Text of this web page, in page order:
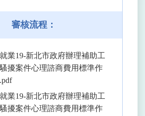
審核流程：
業19-新北市政府辦理補助工
擾案件心理諮商費用標準作
業19-新北市政府辦理補助工
擾案件心理諮商費用標準作